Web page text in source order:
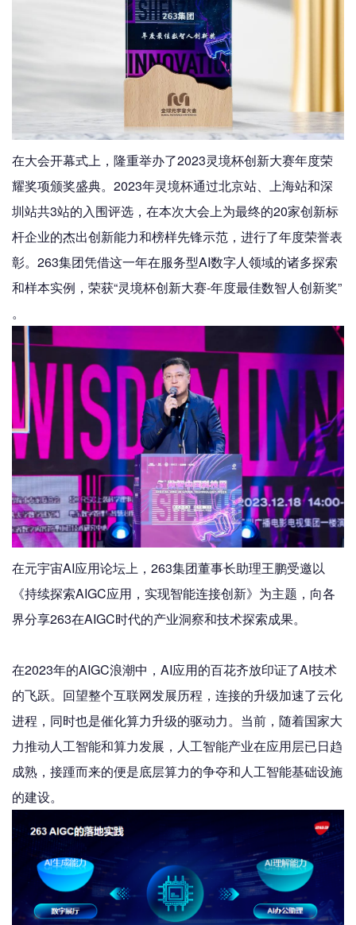
在大会开幕式上，隆重举办了2023灵境杯创新大赛年度荣
耀奖项颁奖盛典。2023年灵境杯通过北京站、上海站和深
圳站共3站的入围评选，在本次大会上为最终的20家创新标
杆企业的杰出创新能力和榜样先锋示范，进行了年度荣誉表
彰。263集团凭借这一年在服务型AI数字人领域的诸多探索
和样本实例，荣获“灵境杯创新大赛-年度最佳数智人创新奖”
。
在元宇宙AI应用论坛上，263集团董事长助理王鹏受邀以
《持续探索AIGC应用，实现智能连接创新》为主题，向各
界分享263在AIGC时代的产业洞察和技术探索成果。
在2023年的AIGC浪潮中，AI应用的百花齐放印证了AI技术
的飞跃。回望整个互联网发展历程，连接的升级加速了云化
进程，同时也是催化算力升级的驱动力。当前，随着国家大
力推动人工智能和算力发展，人工智能产业在应用层已日趋
成熟，接踵而来的便是底层算力的争夺和人工智能基础设施
的建设。